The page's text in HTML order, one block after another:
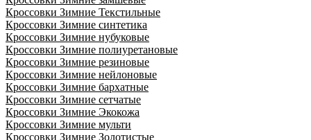
Кроссовки Зимние Текстильные
Кроссовки Зимние синтетика
Кроссовки Зимние нубуковые
Кроссовки Зимние полиуретановые
Кроссовки Зимние резиновые
Кроссовки Зимние нейлоновые
Кроссовки Зимние бархатные
Кроссовки Зимние сетчатые
Кроссовки Зимние Экокожа
Кроссовки Зимние мульти
Кроссовки Зимние Золотистые